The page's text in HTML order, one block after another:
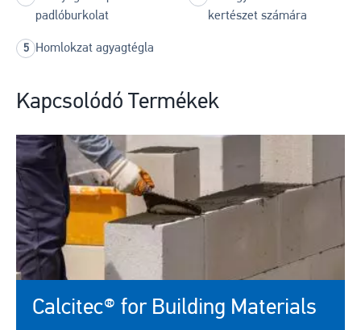
padlóburkolat
Homlokzat agyagtégla
kertészet számára
Kapcsolódó Termékek
Calcitec® for Building Materials